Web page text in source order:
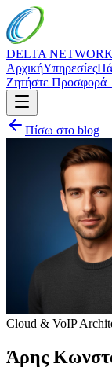
DELTA NETWORK
ΑρχικήΥπηρεσίες
Ζητήστε
Πίσω στο blog
Cloud & VoIP
Άρης